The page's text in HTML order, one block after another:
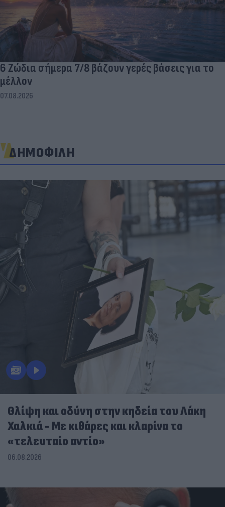
6 Ζώδια σήμερα 7/8 βάζουν γερές βάσεις για το
μέλλον
07.08.2026
ΔΗΜΟΦΙΛΗ
Θλίψη και οδύνη στην κηδεία του Λάκη
Χαλκιά - Με κιθάρες και κλαρίνα το
«τελευταίο αντίο»
06.08.2026